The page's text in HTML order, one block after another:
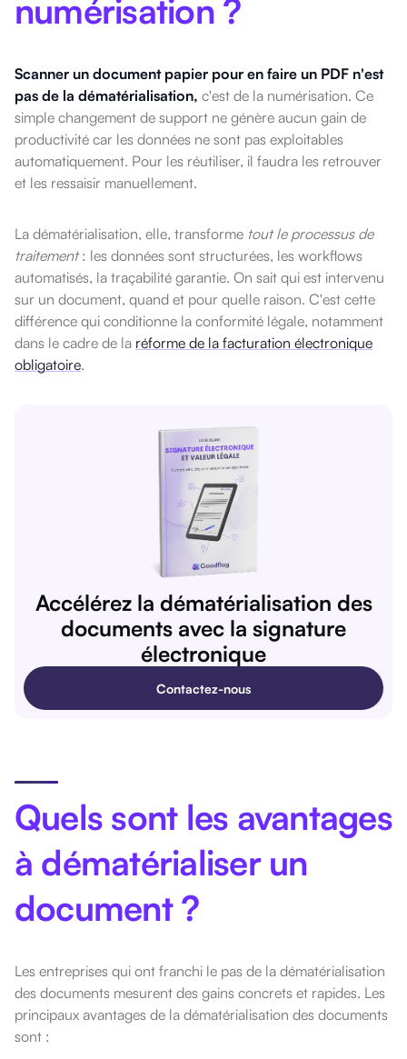
numérisation ?
Scanner un document papier pour en faire un PDF n'est
pas de la dématérialisation, c'est de la numérisation. Ce
simple changement de support ne génère aucun gain de
productivité car les données ne sont pas exploitables
automatiquement. Pour les réutiliser, il faudra les retrouver
et les ressaisir manuellement.
La dématérialisation, elle, transforme tout le processus de
traitement: les données sont structurées, les workflows
automatisés, la traçabilité garantie. On sait qui est intervenu
sur un document, quand et pour quelle raison. C'est cette
différence qui conditionne la conformité légale, notamment
dans le cadre de la réforme de la facturation électronique
obligatoire.
Accélérez la dématérialisation des
documents avec la signature
électronique
Contactez-nous
Quels sont les avantages
à dématérialiser un
document ?
Les entreprises qui ont franchi le pas de la dématérialisation
des documents mesurent des gains concrets et rapides. Les
principaux avantages de la dématérialisation des documents
sont :